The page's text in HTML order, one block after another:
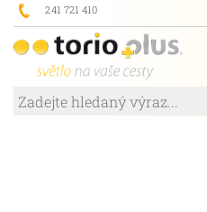
241 721 410